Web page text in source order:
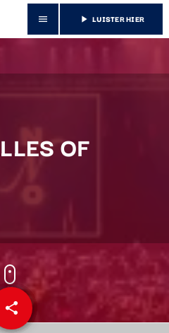
menu play_arrow LUISTER HIER
OF
share
email